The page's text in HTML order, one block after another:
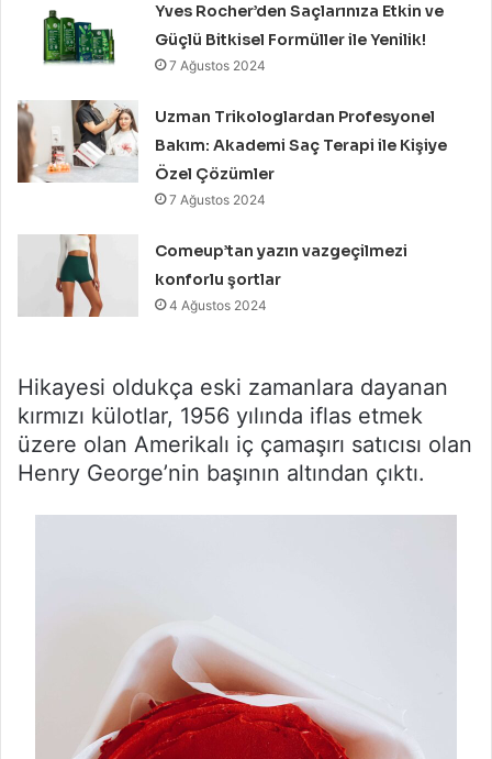
Yves Rocher’den Saçlarınıza Etkin ve
Güçlü Bitkisel Formüller ile Yenilik!
7 Ağustos 2024
Uzman Trikologlardan Profesyonel
Bakım: Akademi Saç Terapi ile Kişiye
Özel Çözümler
7 Ağustos 2024
Comeup’tan yazın vazgeçilmezi
konforlu şortlar
4 Ağustos 2024
Hikayesi oldukça eski zamanlara dayanan
kırmızı külotlar, 1956 yılında iflas etmek
üzere olan Amerikalı iç çamaşırı satıcısı olan
Henry George’nin başının altından çıktı.